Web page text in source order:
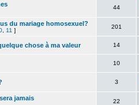
44
du mariage homosexuel?
11 ]
201
chose à ma valeur 14
10
3
jamais 22